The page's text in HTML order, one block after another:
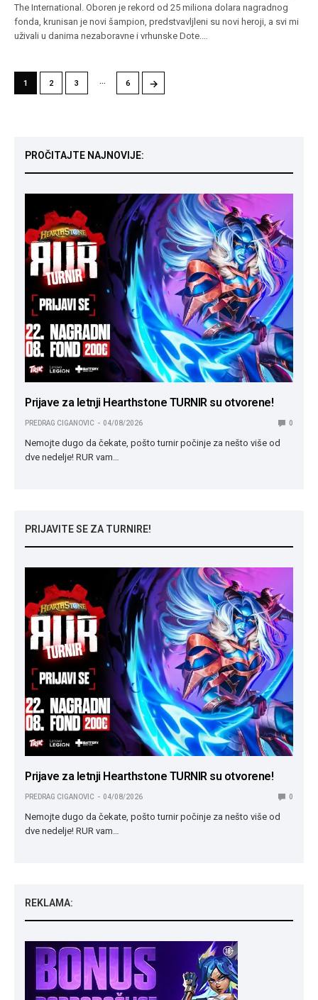
The International. Oboren je rekord od 25 miliona dolara nagradnog
fonda, krunisan je novi šampion, predstvavljleni su novi heroji, a svi mi
uživali u danima nezaboravne i vrhunske Dote.…
1 2 3 … 6 →
PROČITAJTE NAJNOVIJE:
Prijave za letnji Hearthstone TURNIR su otvorene!
PREDRAG CIGANOVIC 04/08/2026 0
Nemojte dugo da čekate, pošto turnir počinje za nešto više od
dve nedelje! RUR vam…
PRIJAVITE SE ZA TURNIRE!
Prijave za letnji Hearthstone TURNIR su otvorene!
PREDRAG CIGANOVIC 04/08/2026 0
Nemojte dugo da čekate, pošto turnir počinje za nešto više od
dve nedelje! RUR vam…
REKLAMA: